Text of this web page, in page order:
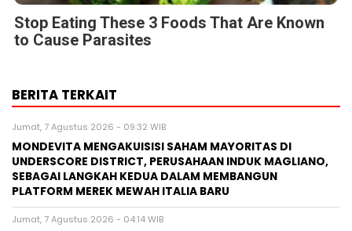
Stop Eating These 3 Foods That Are Known
to Cause Parasites
BERITA TERKAIT
Jumat, 7 Agustus 2026 - 09:32 WIB
MONDEVITA MENGAKUISISI SAHAM MAYORITAS DI
UNDERSCORE DISTRICT, PERUSAHAAN INDUK MAGLIANO,
SEBAGAI LANGKAH KEDUA DALAM MEMBANGUN
PLATFORM MEREK MEWAH ITALIA BARU
Jumat, 7 Agustus 2026 - 04:14 WIB